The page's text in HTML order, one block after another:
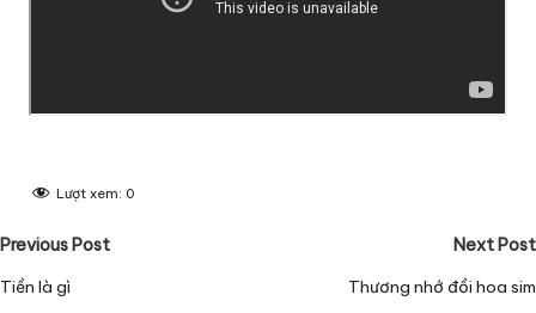
Lượt xem: 0
Post
navigation
Previous Post
Tiền là gì
Next Post
Thương nhớ đồi hoa sim